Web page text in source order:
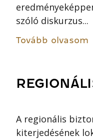
szóló diskurzus...
Tovább olvasom
A regionális
kiterjedésének